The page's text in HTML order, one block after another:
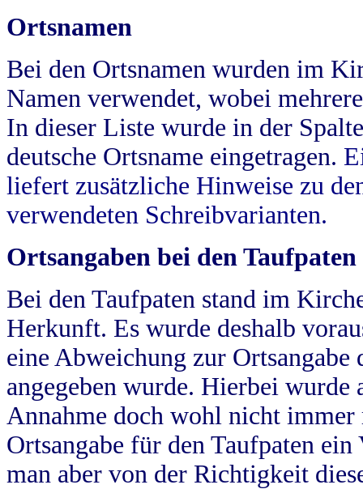
Ortsnamen
Bei den Ortsnamen wurden im
Namen verwendet, wobei
In dieser Liste wurde in der
deutsche Ortsname eingetragen.
liefert zusätzliche Hinweise zu
verwendeten Schreibvarianten.
Ortsangaben bei den Taufpaten
Bei den Taufpaten stand im
Herkunft. Es wurde deshalb
eine Abweichung zur
angegeben wurde. Hierbei wurde
Annahme doch wohl nicht
Ortsangabe für den Taufpaten
man aber von der Richtigkeit